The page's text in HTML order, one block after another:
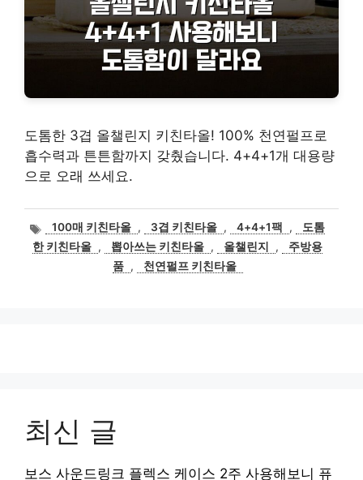
도톰한 3겹 올챌린지 키친타올! 100% 천연펄프로
흡수력과 튼튼함까지 갖췄습니다. 4+4+1개 대용량
으로 오래 쓰세요.
태
그
100매 키친타올 , 3겹 키친타올 , 4+4+1팩 ,
도톰
한 키친타올 , 뽑아쓰는 키친타올 , 올챌린지 ,
주방용
품 , 천연펄프 키친타올
최신 글
보스 사운드링크 플렉스 케이스 2주 사용해보니 퓨